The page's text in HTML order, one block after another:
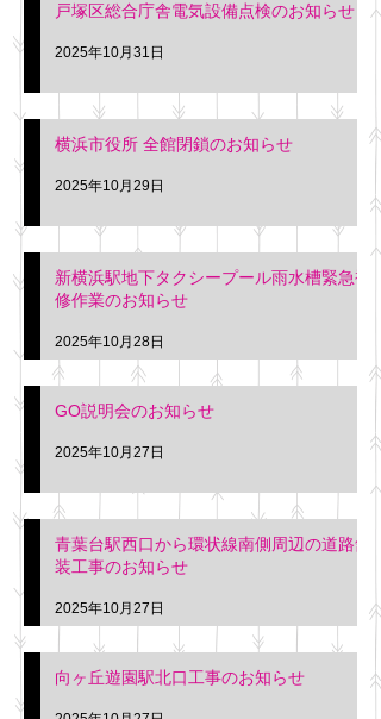
戸塚区総合庁舎電気設備点検のお知らせ
2025年10月31日
横浜市役所 全館閉鎖のお知らせ
2025年10月29日
新横浜駅地下タクシープール雨水槽緊急補
修作業のお知らせ
2025年10月28日
GO説明会のお知らせ
2025年10月27日
青葉台駅西口から環状線南側周辺の道路舗
装工事のお知らせ
2025年10月27日
向ヶ丘遊園駅北口工事のお知らせ